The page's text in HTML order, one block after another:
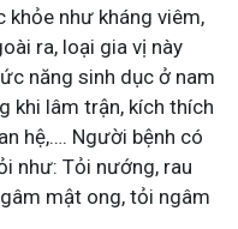
như kháng viêm,
ra, loại gia vị này
năng sinh dục ở nam
khi lâm trận, kích thích
hệ,…. Người bệnh có
như: Tỏi nướng, rau
mật ong, tỏi ngâm